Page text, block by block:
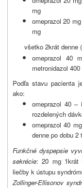
mg
omeprazol 20
mg
všetko 2krát denne
omeprazol 40
metronidazol
Podľa stavu pacienta
ako:
omeprazol 40
rozdelených
omeprazol 40
denne po dobu 2
Funkčné dyspepsie
sekrécie: 20 mg 1krát
liečby k ústupu
Zollinger-Ellisonov